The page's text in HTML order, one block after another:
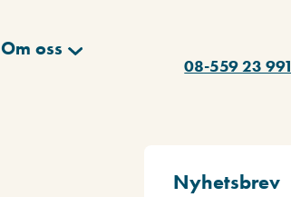
Om oss
08-559 23 991
Nyhetsbrev